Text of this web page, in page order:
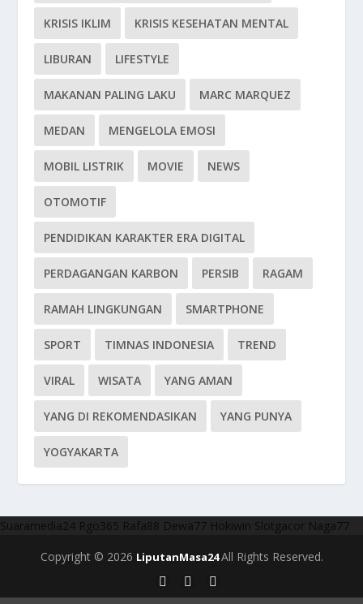
KRISIS IKLIM KRISIS KESEHATAN MENTAL
LIBURAN LIFESTYLE
MAKANAN PALING LAKU MARC MARQUEZ
MEDAN MENGELOLA EMOSI
MOBIL LISTRIK MOVIE NEWS
OTOMOTIF
PENDIDIKAN KARAKTER ERA DIGITAL
PERDAGANGAN KARBON PERSIB RAGAM
RAMAH LINGKUNGAN SMARTPHONE
SPORT TIMNAS INDONESIA TREND
VIRAL WISATA YANG AMAN
YANG DI REKOMENDASIKAN YANG PUNYA
YOGYAKARTA
Suaramedia24 Rgo365 Rafa88 Dewa77 Hokiwin Slotgacor Naga77
Copyright © 2026 LiputanMasa24All Rights Reserved.